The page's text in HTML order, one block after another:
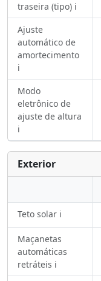
traseira (tipo) ℹ️
Ajuste
automático de
amortecimento
ℹ️
Modo
eletrônico de
ajuste de altura
ℹ️
Exterior
Teto solar ℹ️
Maçanetas
automáticas
retráteis ℹ️